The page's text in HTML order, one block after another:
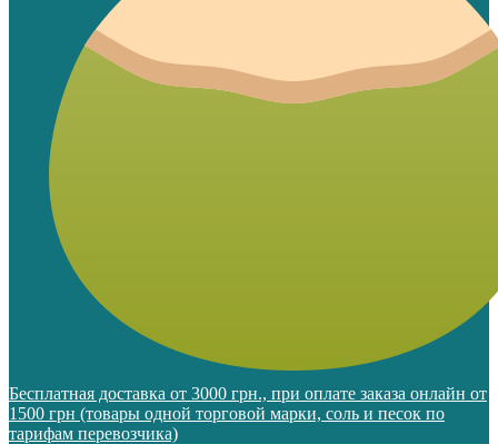
Бесплатная доставка от 3000 грн., при оплате заказа онлайн от
1500 грн (товары одной торговой марки, соль и песок по
тарифам перевозчика)